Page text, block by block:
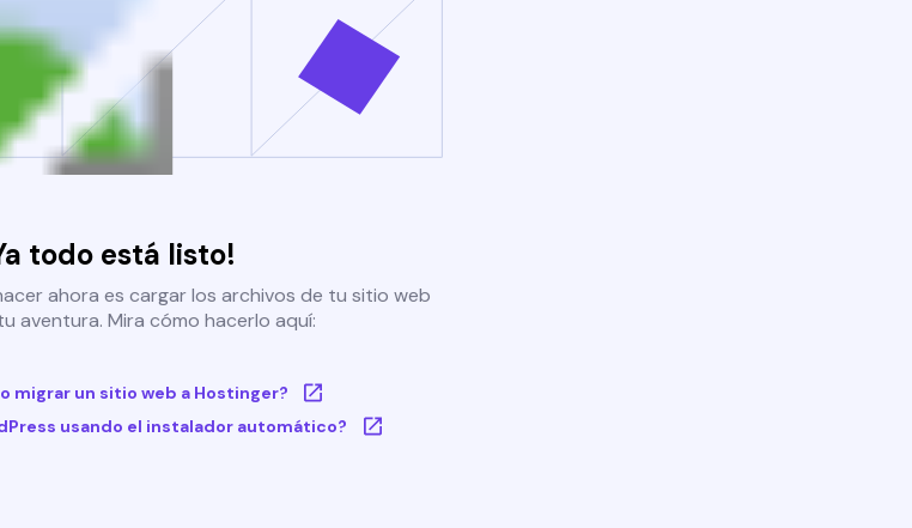
todo está listo!
ahora es cargar los archivos de tu sitio web
aventura. Mira cómo hacerlo aquí:
migrar un sitio web a Hostinger?
usando el instalador automático?